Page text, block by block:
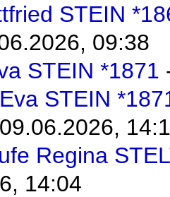
STEIN
09:38
STEIN *1871
Eva STEIN
09.06.2026,
Regina
14:04